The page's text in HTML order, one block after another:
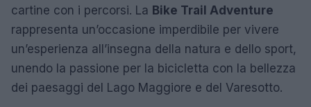
cartine con i percorsi. La Bike Trail Adventure
rappresenta un’occasione imperdibile per vivere
un’esperienza all’insegna della natura e dello sport,
unendo la passione per la bicicletta con la bellezza
dei paesaggi del Lago Maggiore e del Varesotto.